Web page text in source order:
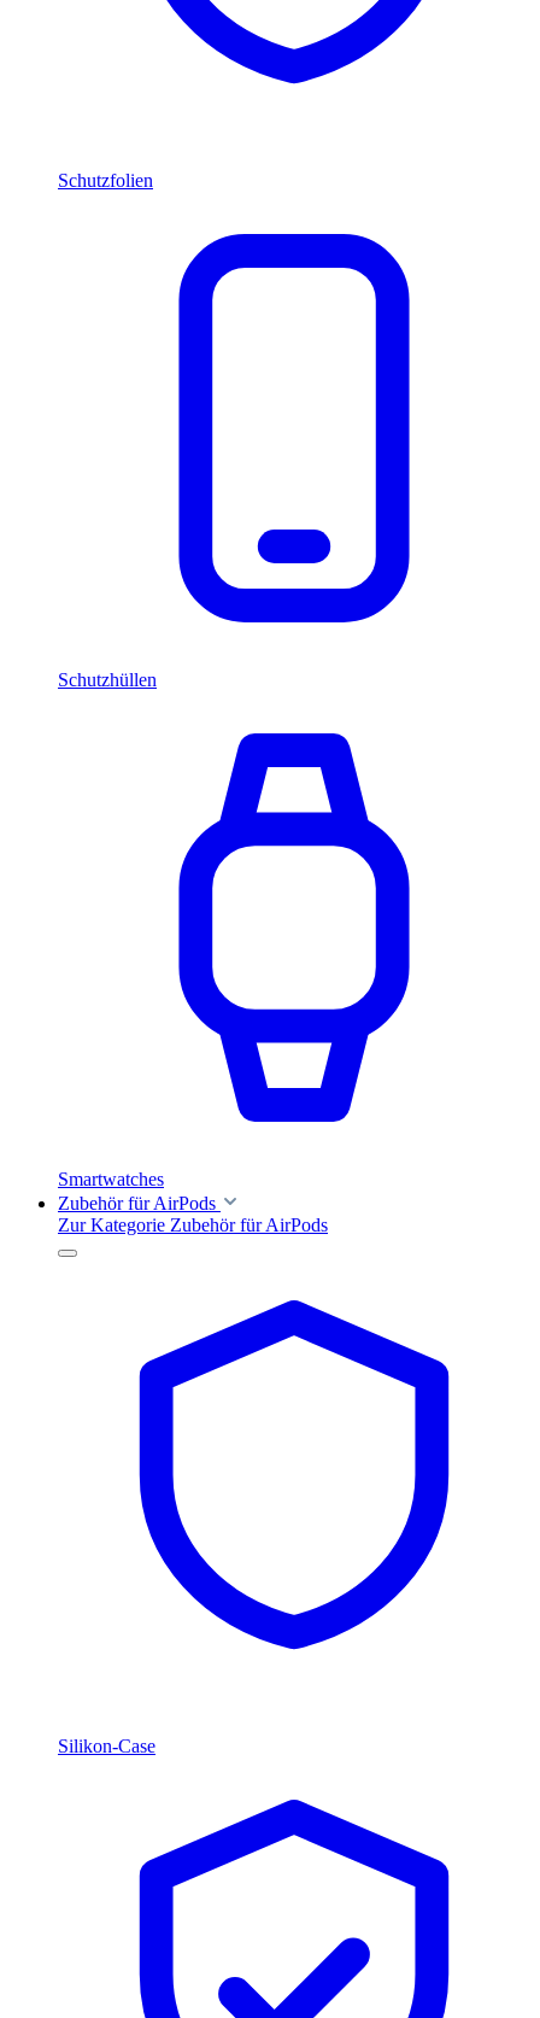
Schutzfolien
Schutzhüllen
Smartwatches
Zubehör für AirPods
Zur Kategorie Zubehör für AirPods
Silikon-Case